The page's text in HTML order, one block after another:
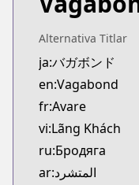
CDJapan
https://
MangaUpdates
MangaUpdates
https://
Official English
Official English
https://
Alternativa Titlar
ja:バガボンド
en:Vagabond
fr:Avare
vi:Lãng Khách
ru:Бродяга
ar:المتشرد